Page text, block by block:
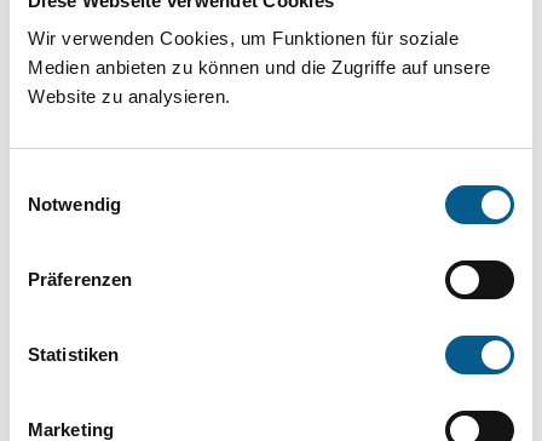
Wir verwenden Cookies, um Funktionen für soziale
Medien anbieten zu können und die Zugriffe auf unsere
Website zu analysieren.
Notwendig
Präferenzen
Statistiken
Marketing
Suche bitte die Groß- und Kleinschreibung
beachten.
Bitte Suchbegriff eingeben. Ergebnisse
können durch die Wahl von Bereichen oder
Suchen